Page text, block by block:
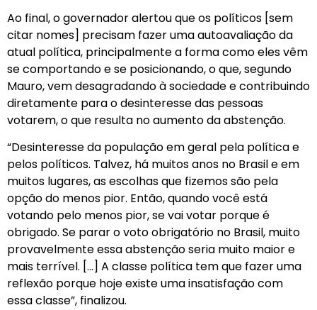
Ao final, o governador alertou que os políticos [sem
citar nomes] precisam fazer uma autoavaliação da
atual política, principalmente a forma como eles vêm
se comportando e se posicionando, o que, segundo
Mauro, vem desagradando à sociedade e contribuindo
diretamente para o desinteresse das pessoas
votarem, o que resulta no aumento da abstenção.
“Desinteresse da população em geral pela política e
pelos políticos. Talvez, há muitos anos no Brasil e em
muitos lugares, as escolhas que fizemos são pela
opção do menos pior. Então, quando você está
votando pelo menos pior, se vai votar porque é
obrigado. Se parar o voto obrigatório no Brasil, muito
provavelmente essa abstenção seria muito maior e
mais terrível. […] A classe política tem que fazer uma
reflexão porque hoje existe uma insatisfação com
essa classe”, finalizou.